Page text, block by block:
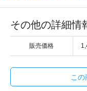
その他の詳細情
販売価格
この